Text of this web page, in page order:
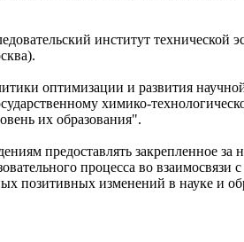
институт технической
оптимизации и развития
химико-
их образования".
предоставлять закрепленное за
процесса во
позитивных изменений в науке и